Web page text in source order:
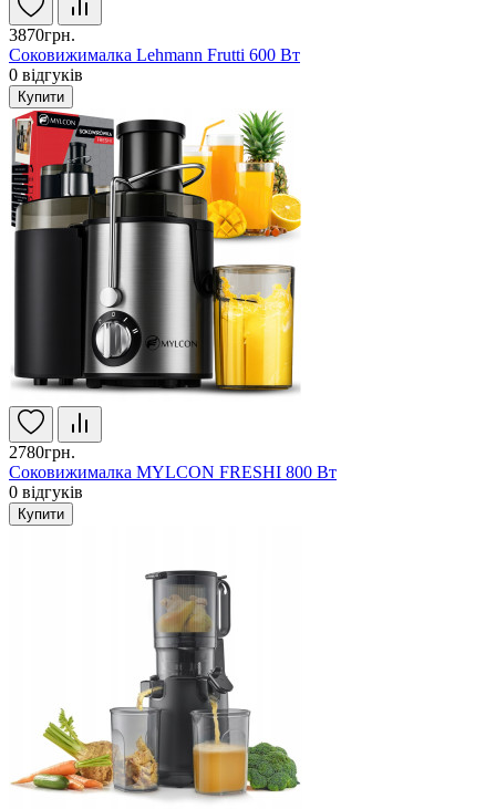
3870грн.
Соковижималка Lehmann Frutti 600 Вт
0 відгуків
Купити
2780грн.
Соковижималка MYLCON FRESHI 800 Вт
0 відгуків
Купити